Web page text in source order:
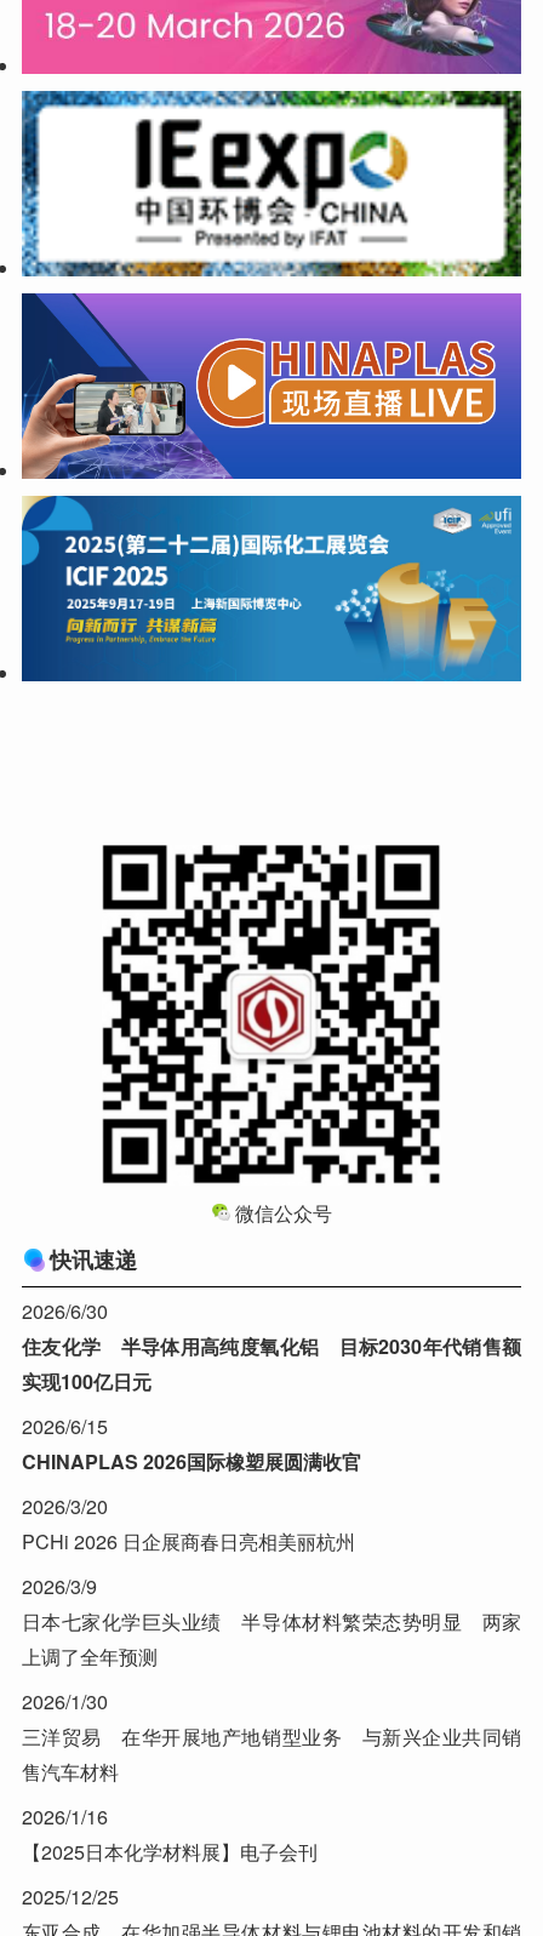
微信公众号
快讯速递
2026/6/30
住友化学 半导体用高纯度氧化铝 目标2030年代销售额
实现100亿日元
2026/6/15
CHINAPLAS 2026国际橡塑展圆满收官
2026/3/20
PCHi 2026 日企展商春日亮相美丽杭州
2026/3/9
日本七家化学巨头业绩 半导体材料繁荣态势明显 两家
上调了全年预测
2026/1/30
三洋贸易 在华开展地产地销型业务 与新兴企业共同销
售汽车材料
2026/1/16
【2025日本化学材料展】电子会刊
2025/12/25